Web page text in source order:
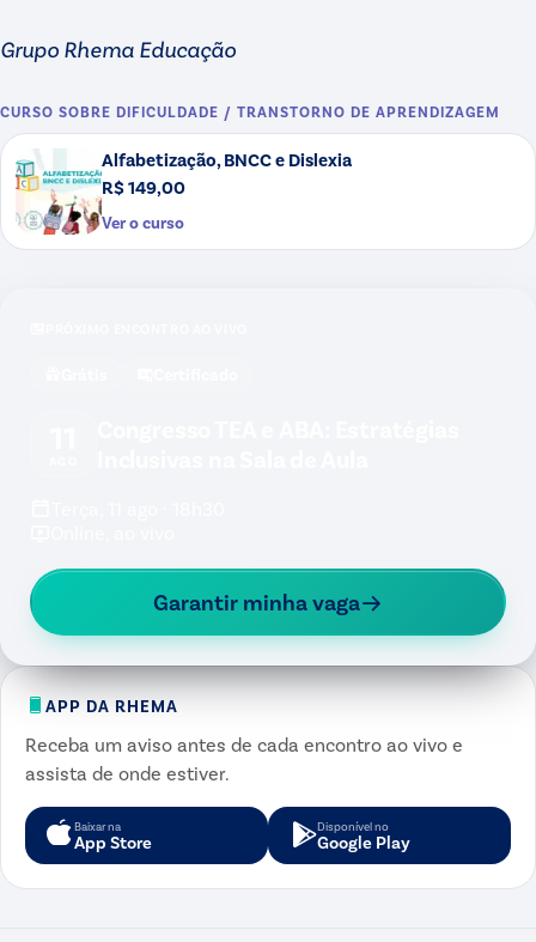
Grupo Rhema Educação
CURSO SOBRE DIFICULDADE / TRANSTORNO DE APRENDIZAGEM
Alfabetização, BNCC e Dislexia
R$ 149,00
Ver o curso
Garantir minha vaga
APP DA RHEMA
Receba um aviso antes de cada encontro ao vivo e
assista de onde estiver.
Baixar na
App Store
Disponível no
Google Play